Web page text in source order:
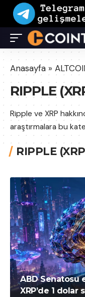
Anasayfa »
RIPPLE
Ripple ve XRP
araştırmalara bu
RIPPLE
ABD Senatosu
XRP’de 1 dolar